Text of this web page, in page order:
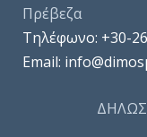
Πρέβεζα
Τηλέφωνo: +30-
Email: